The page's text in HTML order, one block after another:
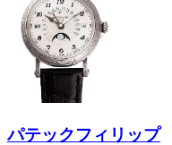
パテックフィリップ